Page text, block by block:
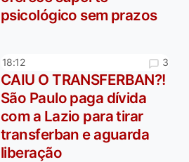
psicológico sem prazos
18:12 3
CAIU O TRANSFERBAN?!
São Paulo paga dívida
com a Lazio para tirar
transferban e aguarda
liberação